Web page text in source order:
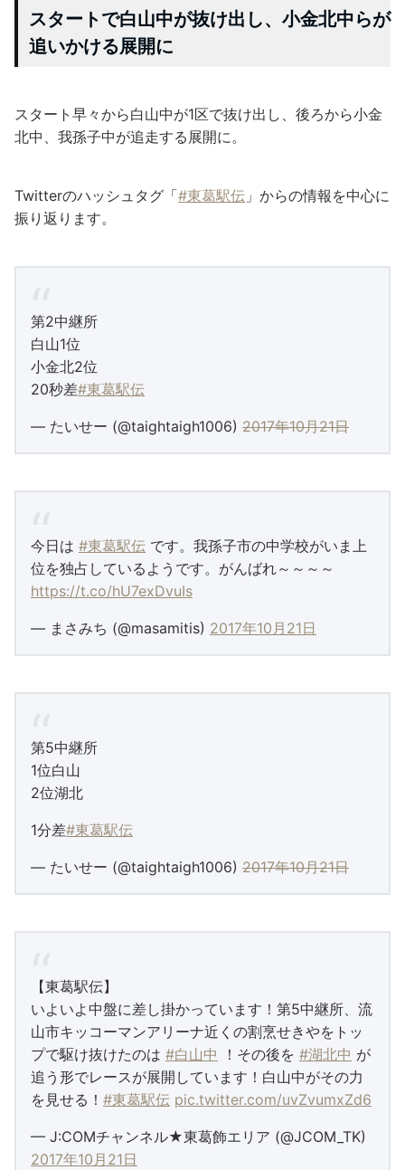
スタートで白山中が抜け出し、小金北中らが
追いかける展開に
スタート早々から白山中が1区で抜け出し、後ろから小金
北中、我孫子中が追走する展開に。
Twitterのハッシュタグ「#東葛駅伝 」からの情報を中心に
振り返ります。
第2中継所
白山1位
小金北2位
20秒差#東葛駅伝
— たいせー (@taightaigh1006) 2017年10月21日
今日は #東葛駅伝 です。我孫子市の中学校がいま上
位を独占しているようです。がんばれ～～～～
https://t.co/hU7exDvuIs
— まさみち (@masamitis) 2017年10月21日
第5中継所
1位白山
2位湖北
1分差#東葛駅伝
— たいせー (@taightaigh1006) 2017年10月21日
【東葛駅伝】
いよいよ中盤に差し掛かっています！第5中継所、流
山市キッコーマンアリーナ近くの割烹せきやをトッ
プで駆け抜けたのは #白山中 ！その後を #湖北中 が
追う形でレースが展開しています！白山中がその力
を見せる！ #東葛駅伝 pic.twitter.com/uvZvumxZd6
— J:COMチャンネル★東葛飾エリア (@JCOM_TK)
2017年10月21日